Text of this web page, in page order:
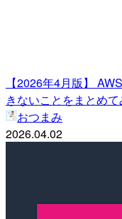
【2026年4月版】
きないことをまとめて
おつまみ
2026.04.02